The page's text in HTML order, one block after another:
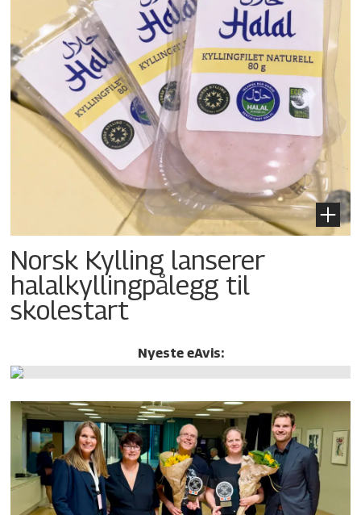
Norsk Kylling lanserer
halalkylling­pålegg til
skolestart
Nyeste eAvis: